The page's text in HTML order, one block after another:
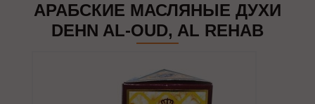
АРАБСКИЕ МАСЛЯНЫЕ ДУХИ
DEHN AL-OUD, AL REHAB